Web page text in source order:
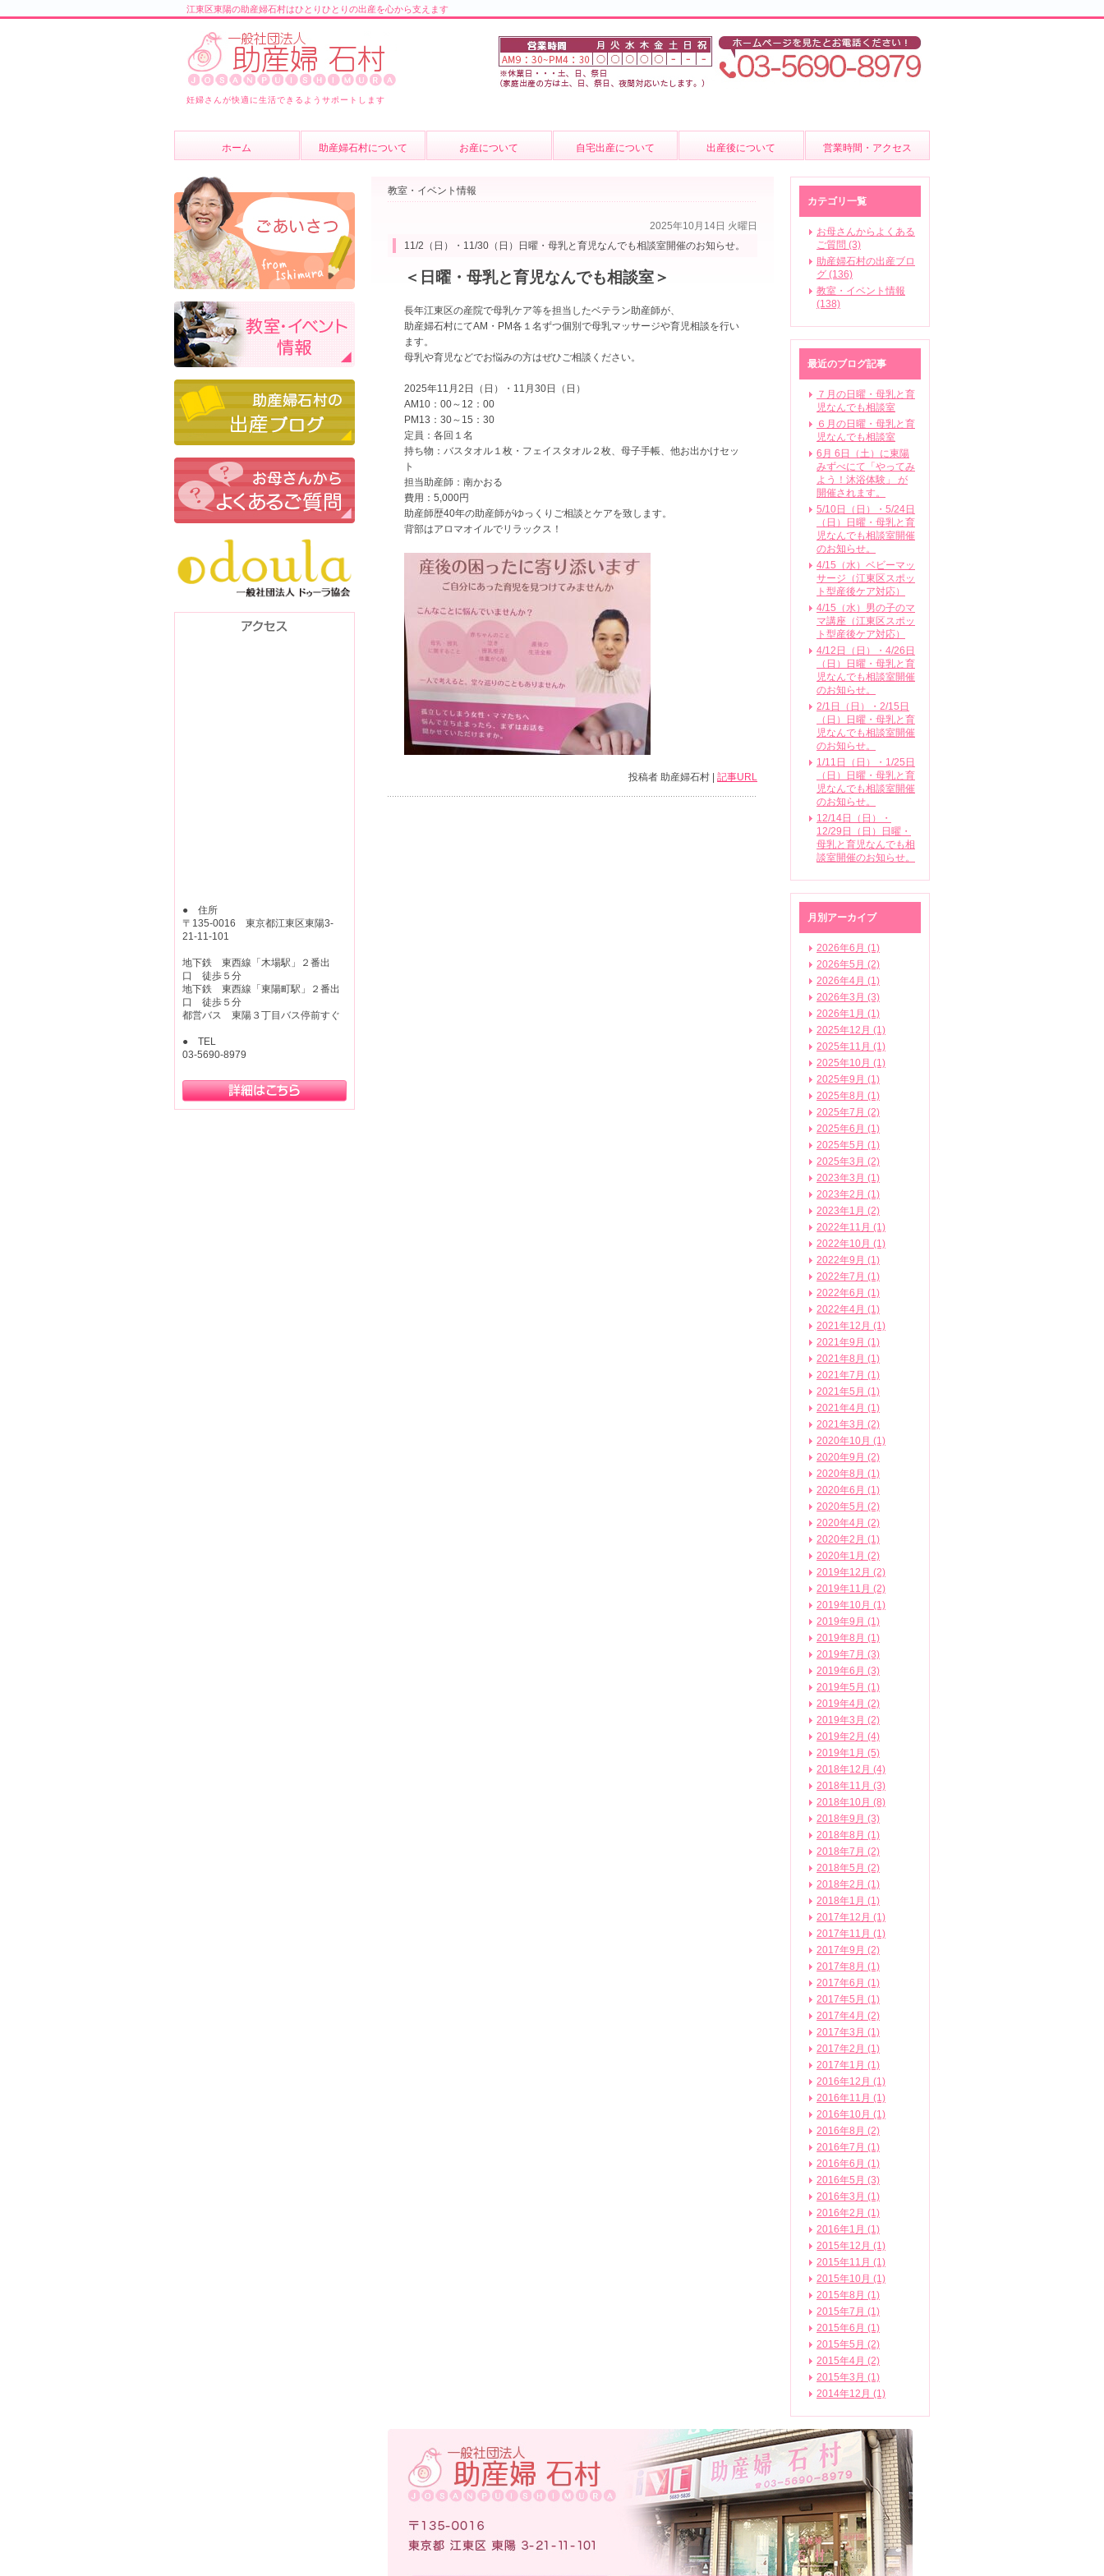
江東区東陽の助産婦石村はひとりひとりの出産を心から支えます
妊婦さんが快適に生活できるようサポートします
ホーム 助産婦石村について
スタッフ紹介
よくあるご質問
ブログ
お産について
費用について
自宅出産について 出産後について
母乳外来
営業時間・アクセス
教室・イベント情報
2025年10月14日 火曜日
11/2（日）・11/30（日）日曜・母乳と育児なんでも相談室開催のお知らせ。
＜日曜・母乳と育児なんでも相談室＞
長年江東区の産院で母乳ケア等を担当したベテラン助産師が、
助産婦石村にてAM・PM各１名ずつ個別で母乳マッサージや育児相談を行い
ます。
母乳や育児などでお悩みの方はぜひご相談ください。
2025年11月2日（日）・11月30日（日）
AM10：00～12：00
PM13：30～15：30
定員：各回１名
持ち物：バスタオル１枚・フェイスタオル２枚、母子手帳、他お出かけセッ
ト
担当助産師：南かおる
費用：5,000円
助産師歴40年の助産師がゆっくりご相談とケアを致します。
背部はアロマオイルでリラックス！
投稿者 助産婦石村 | 記事URL
カテゴリ一覧
お母さんからよくある
ご質問 (3)
助産婦石村の出産ブロ
グ (136)
教室・イベント情報
(138)
最近のブログ記事
７月の日曜・母乳と育
児なんでも相談室
６月の日曜・母乳と育
児なんでも相談室
6月 6日（土）に東陽
みずべにて「やってみ
よう！沐浴体験」 が
開催されます。
5/10日（日）・5/24日
（日）日曜・母乳と育
児なんでも相談室開催
のお知らせ。
4/15（水）ベビーマッ
サージ（江東区スポッ
ト型産後ケア対応）
4/15（水）男の子のマ
マ講座（江東区スポッ
ト型産後ケア対応）
4/12日（日）・4/26日
（日）日曜・母乳と育
児なんでも相談室開催
のお知らせ。
2/1日（日）・2/15日
（日）日曜・母乳と育
児なんでも相談室開催
のお知らせ。
1/11日（日）・1/25日
（日）日曜・母乳と育
児なんでも相談室開催
のお知らせ。
12/14日（日）・
12/29日（日）日曜・
母乳と育児なんでも相
談室開催のお知らせ。
月別アーカイブ
2026年6月 (1)
2026年5月 (2)
2026年4月 (1)
2026年3月 (3)
2026年1月 (1)
2025年12月 (1)
2025年11月 (1)
2025年10月 (1)
2025年9月 (1)
2025年8月 (1)
2025年7月 (2)
2025年6月 (1)
2025年5月 (1)
2025年3月 (2)
2023年3月 (1)
2023年2月 (1)
2023年1月 (2)
2022年11月 (1)
2022年10月 (1)
2022年9月 (1)
2022年7月 (1)
2022年6月 (1)
2022年4月 (1)
2021年12月 (1)
2021年9月 (1)
2021年8月 (1)
2021年7月 (1)
2021年5月 (1)
2021年4月 (1)
2021年3月 (2)
2020年10月 (1)
2020年9月 (2)
2020年8月 (1)
2020年6月 (1)
2020年5月 (2)
2020年4月 (2)
2020年2月 (1)
2020年1月 (2)
2019年12月 (2)
2019年11月 (2)
2019年10月 (1)
2019年9月 (1)
2019年8月 (1)
2019年7月 (3)
2019年6月 (3)
2019年5月 (1)
2019年4月 (2)
2019年3月 (2)
2019年2月 (4)
2019年1月 (5)
2018年12月 (4)
2018年11月 (3)
2018年10月 (8)
2018年9月 (3)
2018年8月 (1)
2018年7月 (2)
2018年5月 (2)
2018年2月 (1)
2018年1月 (1)
2017年12月 (1)
2017年11月 (1)
2017年9月 (2)
2017年8月 (1)
2017年6月 (1)
2017年5月 (1)
2017年4月 (2)
2017年3月 (1)
2017年2月 (1)
2017年1月 (1)
2016年12月 (1)
2016年11月 (1)
2016年10月 (1)
2016年8月 (2)
2016年7月 (1)
2016年6月 (1)
2016年5月 (3)
2016年3月 (1)
2016年2月 (1)
2016年1月 (1)
2015年12月 (1)
2015年11月 (1)
2015年10月 (1)
2015年8月 (1)
2015年7月 (1)
2015年6月 (1)
2015年5月 (2)
2015年4月 (2)
2015年3月 (1)
2014年12月 (1)
● 住所
〒135-0016 東京都江東区東陽3-
21-11-101
地下鉄 東西線「木場駅」２番出
口 徒歩５分
地下鉄 東西線「東陽町駅」２番出
口 徒歩５分
都営バス 東陽３丁目バス停前すぐ
● TEL
03-5690-8979